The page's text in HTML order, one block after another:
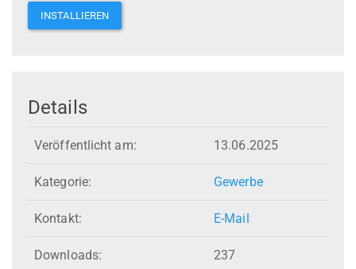
INSTALLIEREN
Details
Veröffentlicht am: 13.06.2025
Kategorie: Gewerbe
Kontakt: E-Mail
Downloads: 237